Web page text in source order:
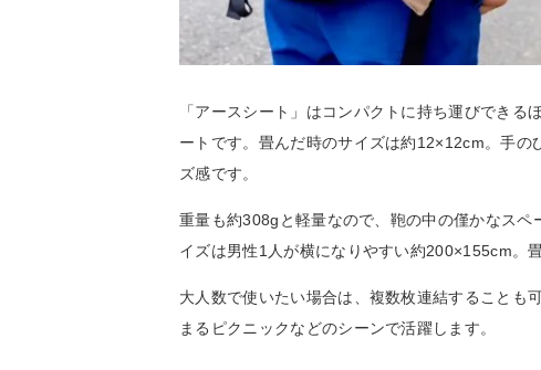
「アースシート」はコンパクトに持ち運びでき
ートです。畳んだ時のサイズは約12×12cm。手
ズ感です。
重量も約308gと軽量なので、鞄の中の僅かなス
イズは男性1人が横になりやすい約200×155cm。
大人数で使いたい場合は、複数枚連結することも
まるピクニックなどのシーンで活躍します。